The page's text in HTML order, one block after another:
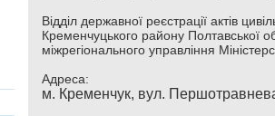
Відділ державної реєстрації актів
Кременчуцького району Полтавської
міжрегіонального управління
Адреса:
м. Кременчук, вул.